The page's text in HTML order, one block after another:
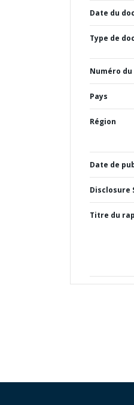
Date du
Type de
Numéro
Pays
Région
Date de
Disclosure
Titre du